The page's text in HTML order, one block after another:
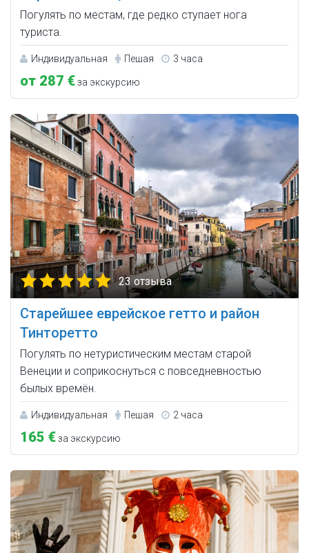
Погулять по местам, где редко ступает нога
туриста.
Индивидуальная Пешая 3 часа
от 287 €за экскурсию
23 отзыва
Старейшее еврейское гетто и район
Тинторетто
Погулять по нетуристическим местам старой
Венеции и соприкоснуться с повседневностью
былых времён.
Индивидуальная Пешая 2 часа
165 €за экскурсию